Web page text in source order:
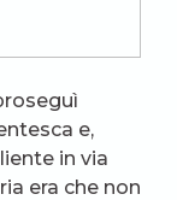
e,
in via
era che non